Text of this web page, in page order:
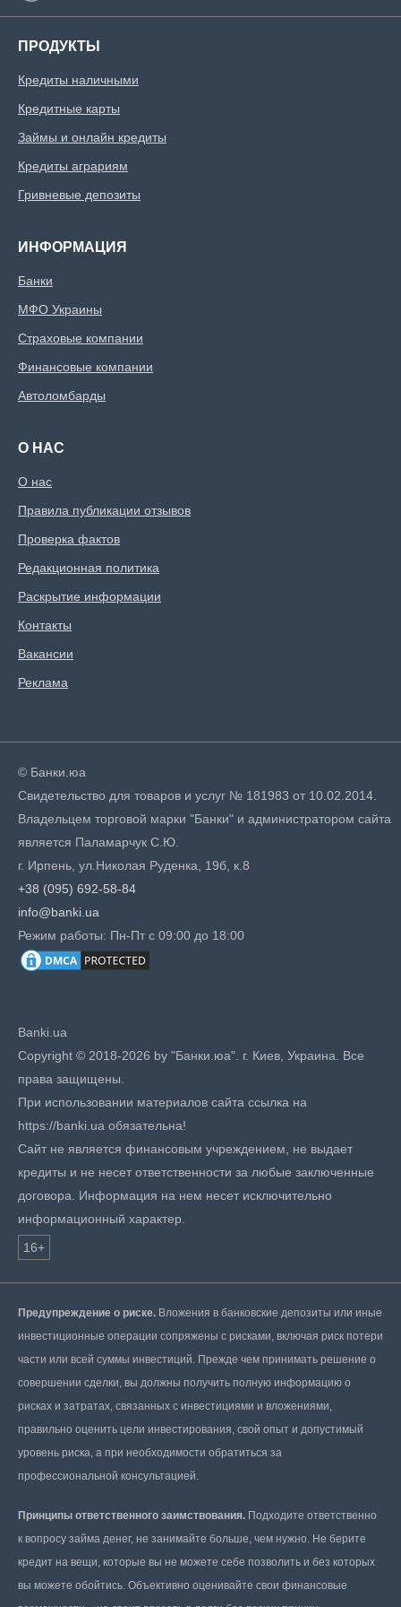
ПРОДУКТЫ
Кредиты наличными
Кредитные карты
Займы и онлайн кредиты
Кредиты аграриям
Гривневые депозиты
ИНФОРМАЦИЯ
Банки
МФО Украины
Страховые компании
Финансовые компании
Автоломбарды
О НАС
О нас
Правила публикации отзывов
Проверка фактов
Редакционная политика
Раскрытие информации
Контакты
Вакансии
Реклама
© Банки.юа
Свидетельство для товаров и услуг № 181983 от 10.02.2014.
Владельцем торговой марки "Банки" и администратором сайта
является Паламарчук С.Ю.
г. Ирпень, ул.Николая Руденка, 19б, к.8
+38 (095) 692-58-84
info@banki.ua
Режим работы: Пн-Пт с 09:00 до 18:00
Banki.ua
Copyright © 2018-2026 by "Банки.юа". г. Киев, Украина. Все
права защищены.
При использовании материалов сайта ссылка на
https://banki.ua обязательна!
Сайт не является финансовым учреждением, не выдает
кредиты и не несет ответственности за любые заключенные
договора. Информация на нем несет исключительно
информационный характер.
16+
Предупреждение о риске. Вложения в банковские депозиты или иные
инвестиционные операции сопряжены с рисками, включая риск потери
части или всей суммы инвестиций. Прежде чем принимать решение о
совершении сделки, вы должны получить полную информацию о
рисках и затратах, связанных с инвестициями и вложениями,
правильно оценить цели инвестирования, свой опыт и допустимый
уровень риска, а при необходимости обратиться за
профессиональной консультацией.
Принципы ответственного заимствования. Подходите ответственно
к вопросу займа денег, не занимайте больше, чем нужно. Не берите
кредит на вещи, которые вы не можете себе позволить и без которых
вы можете обойтись. Объективно оценивайте свои финансовые